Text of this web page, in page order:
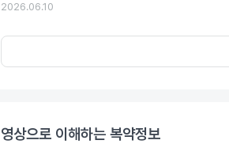
2026.06.10
영상으로 이해하는 복약정보